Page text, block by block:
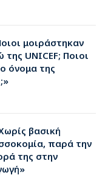
μοιράστηκαν
UNICEF; Ποιοι
όνομα της
βασική
παρά την
της στην